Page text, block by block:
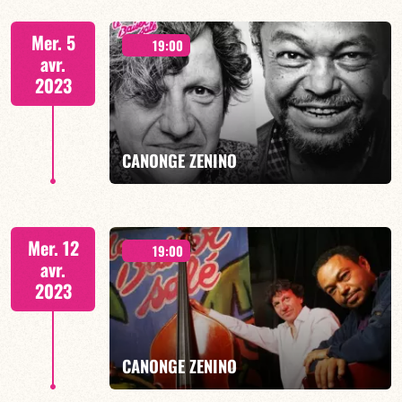
2 SÉANCES : 19H30 & 21H30
EN SAVOIR PLUS
Mer. 5
avr.
2023
19:00
CANONGE ZENINO
Duo Jazz - 19h00
Mer. 12
avr.
2023
19:00
CANONGE ZENINO